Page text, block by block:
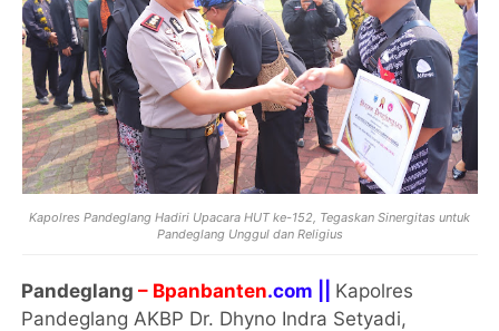
Kapolres Pandeglang Hadiri Upacara HUT ke-152, Tegaskan Sinergitas untuk
Pandeglang Unggul dan Religius
Pandeglang– Bpanbanten.com || Kapolres
Pandeglang AKBP Dr. Dhyno Indra Setyadi,